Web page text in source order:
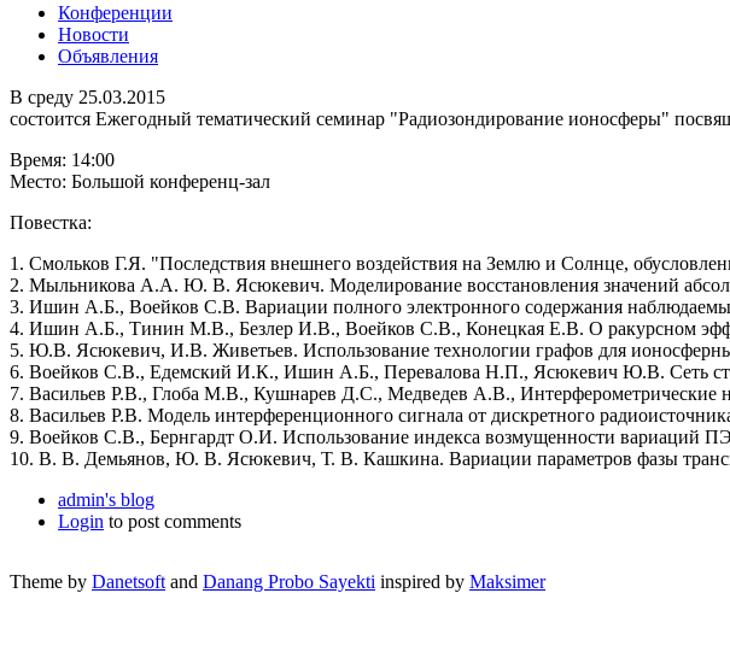
Конференции
Новости
Объявления
В среду 25.03.2015
состоится Ежегодный тематический семинар "Радиозондирование ионосферы"
Время: 14:00
Место: Большой конференц-зал
Повестка:
1. Смольков Г.Я. "Последствия внешнего воздействия на Землю и Солнце,
2. Мыльникова А.А. Ю. В. Ясюкевич. Моделирование восстановления значений
3. Ишин А.Б., Воейков С.В. Вариации полного электронного содержания
4. Ишин А.Б., Тинин М.В., Безлер И.В., Воейков С.В., Конецкая Е.В. О ракурсном
5. Ю.В. Ясюкевич, И.В. Живетьев. Использование технологии графов для
6. Воейков С.В., Едемский И.К., Ишин А.Б., Перевалова Н.П., Ясюкевич Ю.В. Сеть
7. Васильев Р.В., Глоба М.В., Кушнарев Д.С., Медведев А.В., Интерферометрические
8. Васильев Р.В. Модель интерференционного сигнала от дискретного
9. Воейков С.В., Бернгардт О.И. Использование индекса возмущенности вариаций
10. В. В. Демьянов, Ю. В. Ясюкевич, Т. В. Кашкина. Вариации параметров фазы
admin's blog
Login to post comments
Theme by Danetsoft and Danang Probo Sayekti inspired by Maksimer